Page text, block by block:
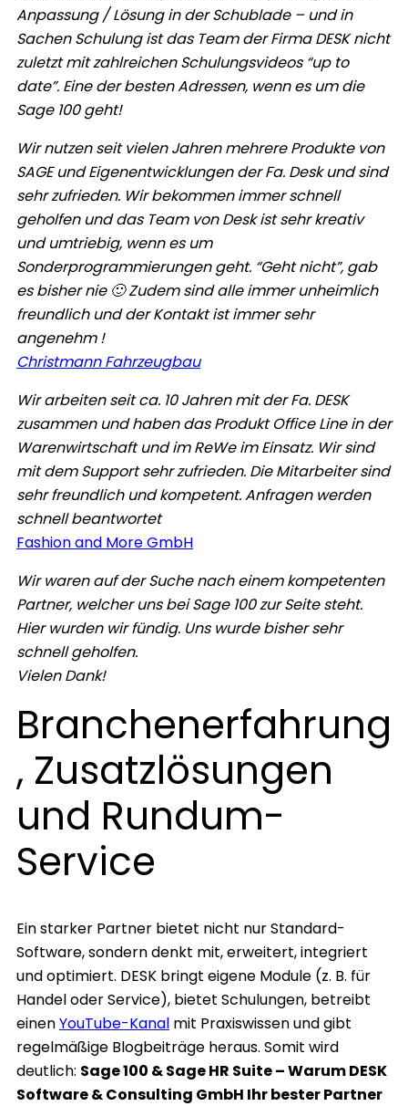
Anpassung / Lösung in der Schublade – und in
Sachen Schulung ist das Team der Firma DESK nicht
zuletzt mit zahlreichen Schulungsvideos “up to
date”. Eine der besten Adressen, wenn es um die
Sage 100 geht!
Wir nutzen seit vielen Jahren mehrere Produkte von
SAGE und Eigenentwicklungen der Fa. Desk und sind
sehr zufrieden. Wir bekommen immer schnell
geholfen und das Team von Desk ist sehr kreativ
und umtriebig, wenn es um
Sonderprogrammierungen geht. “Geht nicht”, gab
es bisher nie 🙂 Zudem sind alle immer unheimlich
freundlich und der Kontakt ist immer sehr
angenehm !
Christmann Fahrzeugbau
Wir arbeiten seit ca. 10 Jahren mit der Fa. DESK
zusammen und haben das Produkt Office Line in der
Warenwirtschaft und im ReWe im Einsatz. Wir sind
mit dem Support sehr zufrieden. Die Mitarbeiter sind
sehr freundlich und kompetent. Anfragen werden
schnell beantwortet
Fashion and More GmbH
Wir waren auf der Suche nach einem kompetenten
Partner, welcher uns bei Sage 100 zur Seite steht.
Hier wurden wir fündig. Uns wurde bisher sehr
schnell geholfen.
Vielen Dank!
Branchenerfahrung
, Zusatzlösungen
und Rundum-
Service
Ein starker Partner bietet nicht nur Standard-
Software, sondern denkt mit, erweitert, integriert
und optimiert. DESK bringt eigene Module (z. B. für
Handel oder Service), bietet Schulungen, betreibt
einenYouTube-Kanal mit Praxiswissen und gibt
regelmäßige Blogbeiträge heraus. Somit wird
deutlich: Sage 100 & Sage HR Suite – Warum DESK
Software & Consulting GmbH Ihr bester Partner